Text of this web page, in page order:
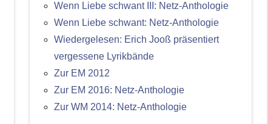
Wenn Liebe schwant III: Netz-Anthologie
Wenn Liebe schwant: Netz-Anthologie
Wiedergelesen: Erich Jooß präsentiert
vergessene Lyrikbände
Zur EM 2012
Zur EM 2016: Netz-Anthologie
Zur WM 2014: Netz-Anthologie